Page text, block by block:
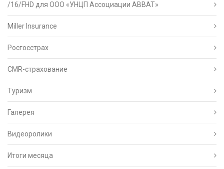
/16/FHD для ООО «УНЦП Ассоциации АВВАТ»
Miller Insurance
Росгосстрах
CMR-страхование
Туризм
Галерея
Видеоролики
Итоги месяца